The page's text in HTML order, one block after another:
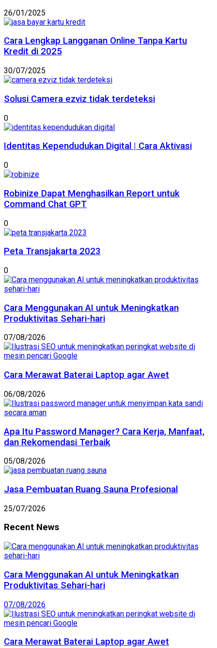
26/01/2025
Cara Lengkap Langganan Online Tanpa Kartu
Kredit di 2025
30/07/2025
Solusi Camera ezviz tidak terdeteksi
0
Identitas Kependudukan Digital | Cara Aktivasi
0
Robinize Dapat Menghasilkan Report untuk
Command Chat GPT
0
Peta Transjakarta 2023
0
Cara Menggunakan AI untuk Meningkatkan
Produktivitas Sehari-hari
07/08/2026
Cara Merawat Baterai Laptop agar Awet
06/08/2026
Apa Itu Password Manager? Cara Kerja, Manfaat,
dan Rekomendasi Terbaik
05/08/2026
Jasa Pembuatan Ruang Sauna Profesional
25/07/2026
Recent News
Cara Menggunakan AI untuk Meningkatkan
Produktivitas Sehari-hari
07/08/2026
Cara Merawat Baterai Laptop agar Awet